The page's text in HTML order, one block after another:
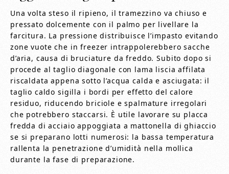
Una volta steso il ripieno, il tramezzino va chiuso e
pressato dolcemente con il palmo per livellare la
farcitura. La pressione distribuisce l’impasto evitando
zone vuote che in freezer intrappolerebbero sacche
d’aria, causa di bruciature da freddo. Subito dopo si
procede al taglio diagonale con lama liscia affilata
riscaldata appena sotto l’acqua calda e asciugata: il
taglio caldo sigilla i bordi per effetto del calore
residuo, riducendo briciole e spalmature irregolari
che potrebbero staccarsi. È utile lavorare su placca
fredda di acciaio appoggiata a mattonella di ghiaccio
se si preparano lotti numerosi: la bassa temperatura
rallenta la penetrazione d’umidità nella mollica
durante la fase di preparazione.